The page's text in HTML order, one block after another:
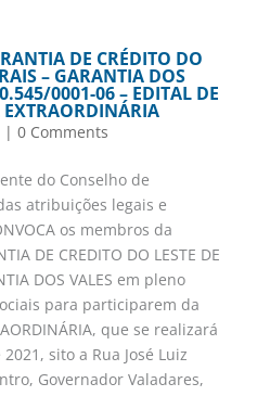
DE CRÉDITO DO
– GARANTIA DOS
0001-06 – EDITAL DE
EXTRAORDINÁRIA
| 0 Comments
do Conselho de
atribuições legais e
os membros da
DE CREDITO DO LESTE DE
DOS VALES em pleno
para participarem da
que se realizará
sito a Rua José Luiz
Governador Valadares,